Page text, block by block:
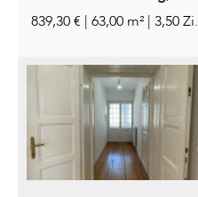
839,30 € | 63,00 m² | 3,50 Zi.